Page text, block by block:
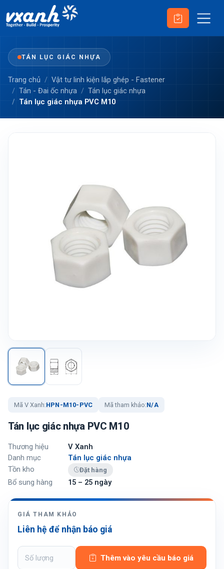
TÁN LỤC GIÁC NHỰA
Trang chủ
Vật tư linh kiện lắp ghép - Fastener
Tán - Đai ốc nhựa
Tán lục giác nhựa
Tán lục giác nhựa PVC M10
Mã V Xanh:HPN-M10-PVC Mã tham khảo:N/A
Tán lục giác nhựa PVC M10
Thương hiệu
V Xanh
Danh mục
Tán lục giác nhựa
Tồn kho
Đặt hàng
Bổ sung hàng 15 – 25 ngày
GIÁ THAM KHẢO
Liên hệ để nhận báo giá
Thêm vào yêu cầu báo giá